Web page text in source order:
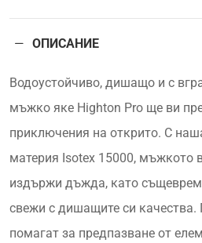
ОПИСАНИЕ
Водоустойчиво, дишащо и с
мъжко яке Highton Pro ще ви
приключения на открито. С
материя Isotex 15000, мъжкото
издържи дъжда, като
свежи с дишащите си качества.
помагат за предпазване от